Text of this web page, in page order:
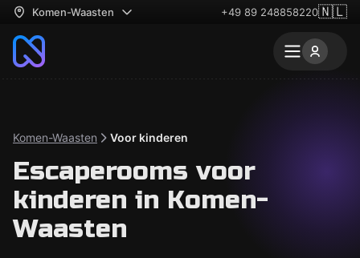
Komen-Waasten +49 89 248858220🇳🇱
Komen-Waasten Voor kinderen
Escaperooms voor
kinderen in Komen-
Waasten